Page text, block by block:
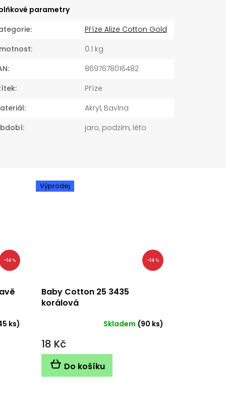
parametry
:
Příze Alize Cotton Gold
:
0.1 kg
:
8697678016482
:
Příze
:
Akryl, Bavlna
: jaro, podzim, léto
–14 %
ks)
Výprodej
–14 %
Baby Cotton 25 3435
korálová
Skladem (90 ks)
18 Kč
Do košíku